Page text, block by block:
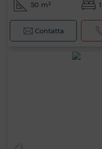
50 m²
Contatta